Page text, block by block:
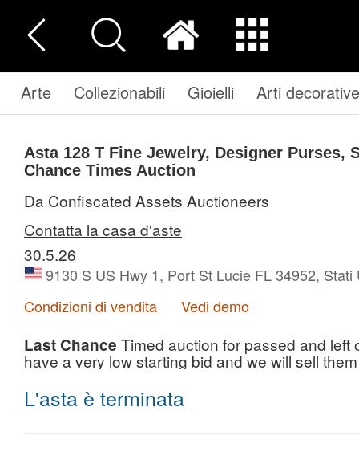
Arte Collezionabili Gioielli Arti decorative
Asta 128 T Fine Jewelry, Designer Purses,
Chance Times Auction
Da Confiscated Assets Auctioneers
Contatta la casa d'aste
30.5.26
9130 S US Hwy 1, Port St Lucie FL 34952, Stati
Condizioni di vendita
Vedi demo
Last Chance Timed auction for passed and left
have a very low starting bid and we will sell
L'asta è terminata